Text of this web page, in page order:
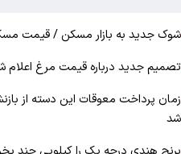
شوک جدید به بازار مسکن / قیمت
تصمیم جدید درباره قیمت مرغ اعلام
زمان پرداخت معوقات این دسته از
شد